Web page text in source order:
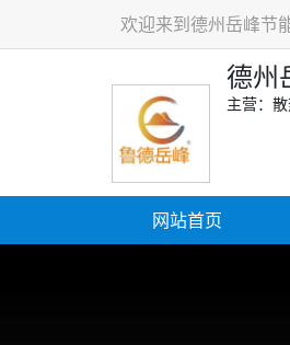
欢迎来到德州岳峰节
德州
主营：
网站首页